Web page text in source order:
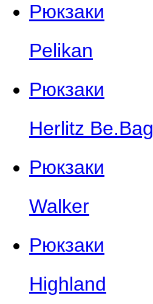
Рюкзаки
Pelikan
Рюкзаки
Herlitz Be.Bag
Рюкзаки
Walker
Рюкзаки
Highland